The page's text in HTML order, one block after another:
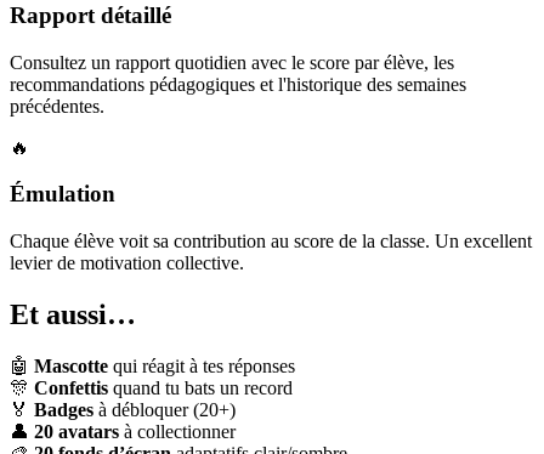
Rapport détaillé
Consultez un rapport quotidien avec le score par élève, les
recommandations pédagogiques et l'historique des semaines
précédentes.
🔥
Émulation
Chaque élève voit sa contribution au score de la classe. Un excellent
levier de motivation collective.
Et aussi…
🤖 Mascotte qui réagit à tes réponses
🎊 Confettis quand tu bats un record
🏅 Badges à débloquer (20+)
👤 20 avatars à collectionner